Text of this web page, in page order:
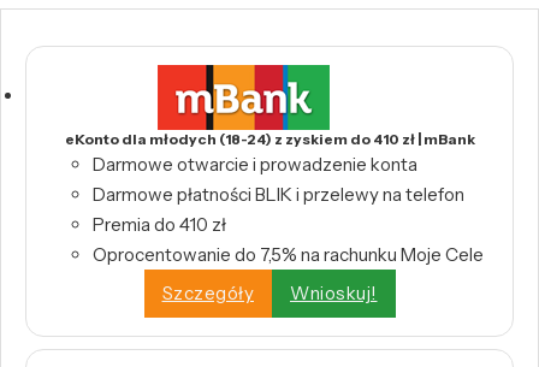
eKonto dla młodych (18-24) z zyskiem do 410 zł | mBank
Darmowe otwarcie i prowadzenie konta
Darmowe płatności BLIK i przelewy na telefon
Premia do 410 zł
Oprocentowanie do 7,5% na rachunku Moje Cele
Szczegóły
Wnioskuj!